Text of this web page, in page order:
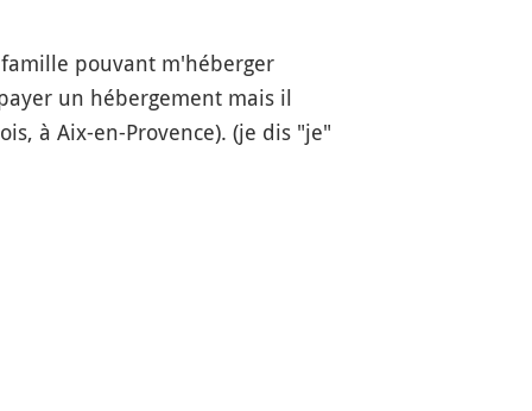
pouvant m'héberger
un hébergement mais il
à Aix-en-Provence). (je dis "je"